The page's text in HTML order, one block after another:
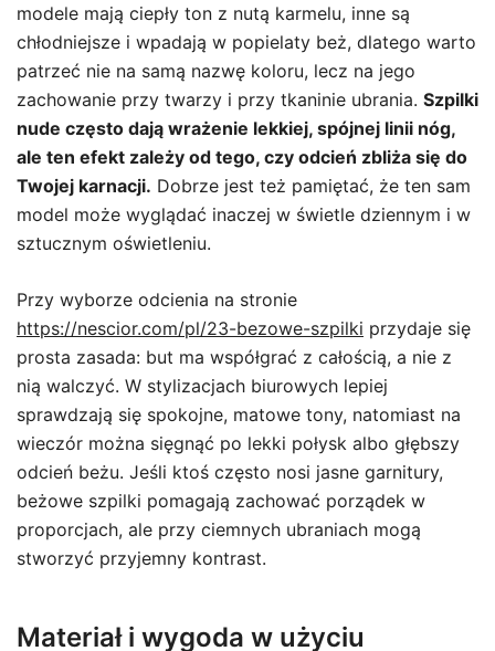
modele mają ciepły ton z nutą karmelu, inne są
chłodniejsze i wpadają w popielaty beż, dlatego warto
patrzeć nie na samą nazwę koloru, lecz na jego
zachowanie przy twarzy i przy tkaninie ubrania. Szpilki
nude często dają wrażenie lekkiej, spójnej linii nóg,
ale ten efekt zależy od tego, czy odcień zbliża się do
Twojej karnacji. Dobrze jest też pamiętać, że ten sam
model może wyglądać inaczej w świetle dziennym i w
sztucznym oświetleniu.
Przy wyborze odcienia na stronie
https://nescior.com/pl/23-bezowe-szpilki przydaje się
prosta zasada: but ma współgrać z całością, a nie z
nią walczyć. W stylizacjach biurowych lepiej
sprawdzają się spokojne, matowe tony, natomiast na
wieczór można sięgnąć po lekki połysk albo głębszy
odcień beżu. Jeśli ktoś często nosi jasne garnitury,
beżowe szpilki pomagają zachować porządek w
proporcjach, ale przy ciemnych ubraniach mogą
stworzyć przyjemny kontrast.
Materiał i wygoda w użyciu